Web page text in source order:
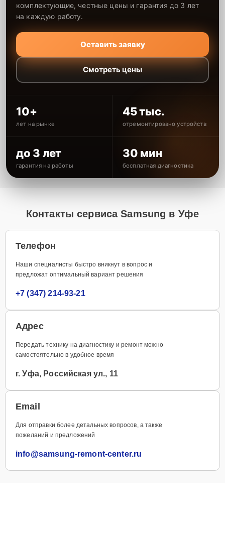
комплектующие, честные цены и гарантия до 3 лет
на каждую работу.
Оставить заявку
Смотреть цены
10+
лет на рынке
45 тыс.
отремонтировано устройств
до 3 лет
гарантия на работы
30 мин
бесплатная диагностика
Контакты сервиса Samsung в Уфе
Телефон
Наши специалисты быстро вникнут в вопрос и
предложат оптимальный вариант решения
+7 (347) 214-93-21
Адрес
Передать технику на диагностику и ремонт можно
самостоятельно в удобное время
г. Уфа, Российская ул., 11
Email
Для отправки более детальных вопросов, а также
пожеланий и предложений
info@samsung-remont-center.ru